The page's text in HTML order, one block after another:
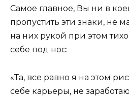
Самое главное, Вы ни в
пропустить эти знаки, не
на них рукой при этом
себе под нос:
«Та, все равно я на этом
себе карьеры, не